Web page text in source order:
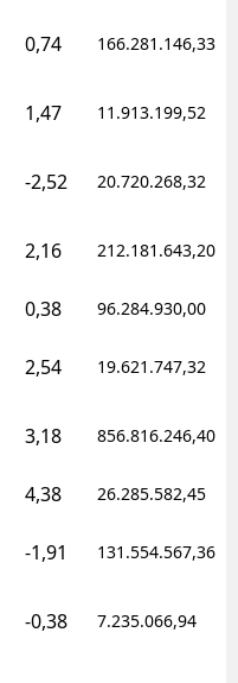
0,74 166.281.146,33
1,47 11.913.199,52
-2,52 20.720.268,32
2,16 212.181.643,20
0,38 96.284.930,00
2,54 19.621.747,32
3,18 856.816.246,40
4,38 26.285.582,45
-1,91 131.554.567,36
-0,38 7.235.066,94